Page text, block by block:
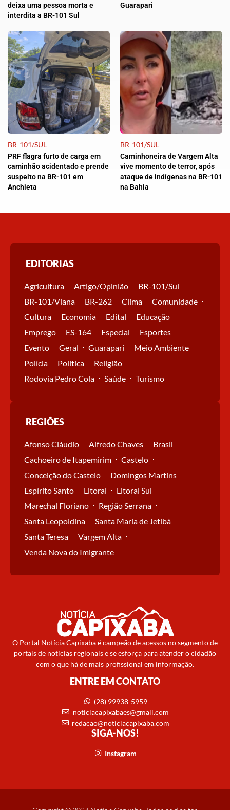
deixa uma pessoa morta e
interdita a BR-101 Sul
Guarapari
BR-101/SUL
PRF flagra furto de carga em
caminhão acidentado e prende
suspeito na BR-101 em
Anchieta
BR-101/SUL
Caminhoneira de Vargem Alta
vive momento de terror, após
ataque de indígenas na BR-101
na Bahia
EDITORIAS
Agricultura Artigo/Opinião
BR-101/Sul
BR-101/Viana
BR-262 Clima
Comunidade
Cultura
Economia Edital
Educação
Emprego
ES-164 Especial
Esportes
Evento
Geral Guarapari
Meio Ambiente
Polícia
Política
Religião
Rodovia Pedro Cola
Saúde Turismo
REGIÕES
Afonso Cláudio Alfredo Chaves
Brasil
Cachoeiro de Itapemirim
Castelo
Conceição do Castelo
Domingos Martins
Espírito Santo
Litoral
Litoral Sul
Marechal Floriano
Região Serrana
Santa Leopoldina
Santa Maria de Jetibá
Santa Teresa
Vargem Alta
Venda Nova do Imigrante
O Portal Notícia Capixaba é campeão de acessos no segmento de
portais de notícias regionais e se esforça para atender o cidadão
com o que há de mais profissional em informação.
ENTRE EM CONTATO
(28) 99938-5959
noticiacapixabaes@gmail.com
redacao@noticiacapixaba.com
SIGA-NOS!
Instagram